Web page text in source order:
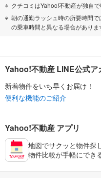
クチコミはYahoo!不動産が独自
朝の通勤ラッシュ時の所要時間
の乗車時間と異なる場合がありま
Yahoo!不動産 LINE公式ア
新着物件をいち早くお届け！
便利な機能のご紹介
Yahoo!不動産 アプリ
地図でサクッと物件探
物件比較が手軽にでき